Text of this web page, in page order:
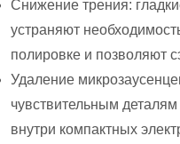
Снижение трения:
устраняют
полировке и позволяют
Удаление
чувствительным
внутри компактных